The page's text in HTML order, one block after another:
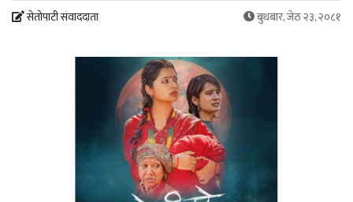
सेतोपाटी संवाददाता बुधबार, जेठ २३, २०८१